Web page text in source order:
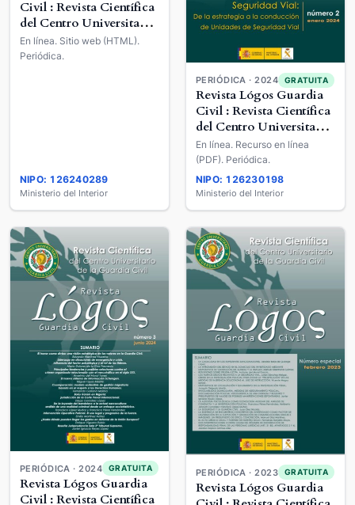
Civil : Revista Científica
del Centro Universitario
de la Guardia Civil
En línea. Sitio web (HTML).
Periódica.
NIPO: 126240289
Ministerio del Interior
PERIÓDICA · 2024 GRATUITA
Revista Lógos Guardia
Civil : Revista Científica
del Centro Universitario
de la Guardia Civil
En línea. Recurso en línea
(PDF). Periódica.
NIPO: 126230198
Ministerio del Interior
PERIÓDICA · 2024 GRATUITA
Revista Lógos Guardia
Civil : Revista Científica
PERIÓDICA · 2023 GRATUITA
Revista Lógos Guardia